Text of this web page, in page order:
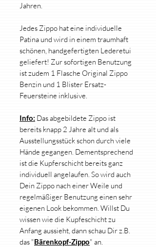
Jahren.
Jedes Zippo hat eine individuelle
Patina und wird in einem traumhaft
schönen, handgefertigten Lederetui
geliefert! Zur sofortigen Benutzung
ist zudem 1 Flasche Original Zippo
Benzin und 1 Blister Ersatz-
Feuersteine inklusive.
Info: Das abgebildete Zippo ist
bereits knapp 2 Jahre alt und als
Ausstellungsstück schon durch viele
Hände gegangen. Dementsprechend
ist die Kupferschicht bereits ganz
individuell angelaufen. So wird auch
Dein Zippo nach einer Weile und
regelmäßiger Benutzung einen sehr
eigenen Look bekommen. Willst Du
wissen wie die Kupfeschicht zu
Anfang aussieht, dann schau Dir z.B.
das "Bärenkopf-Zippo" an.